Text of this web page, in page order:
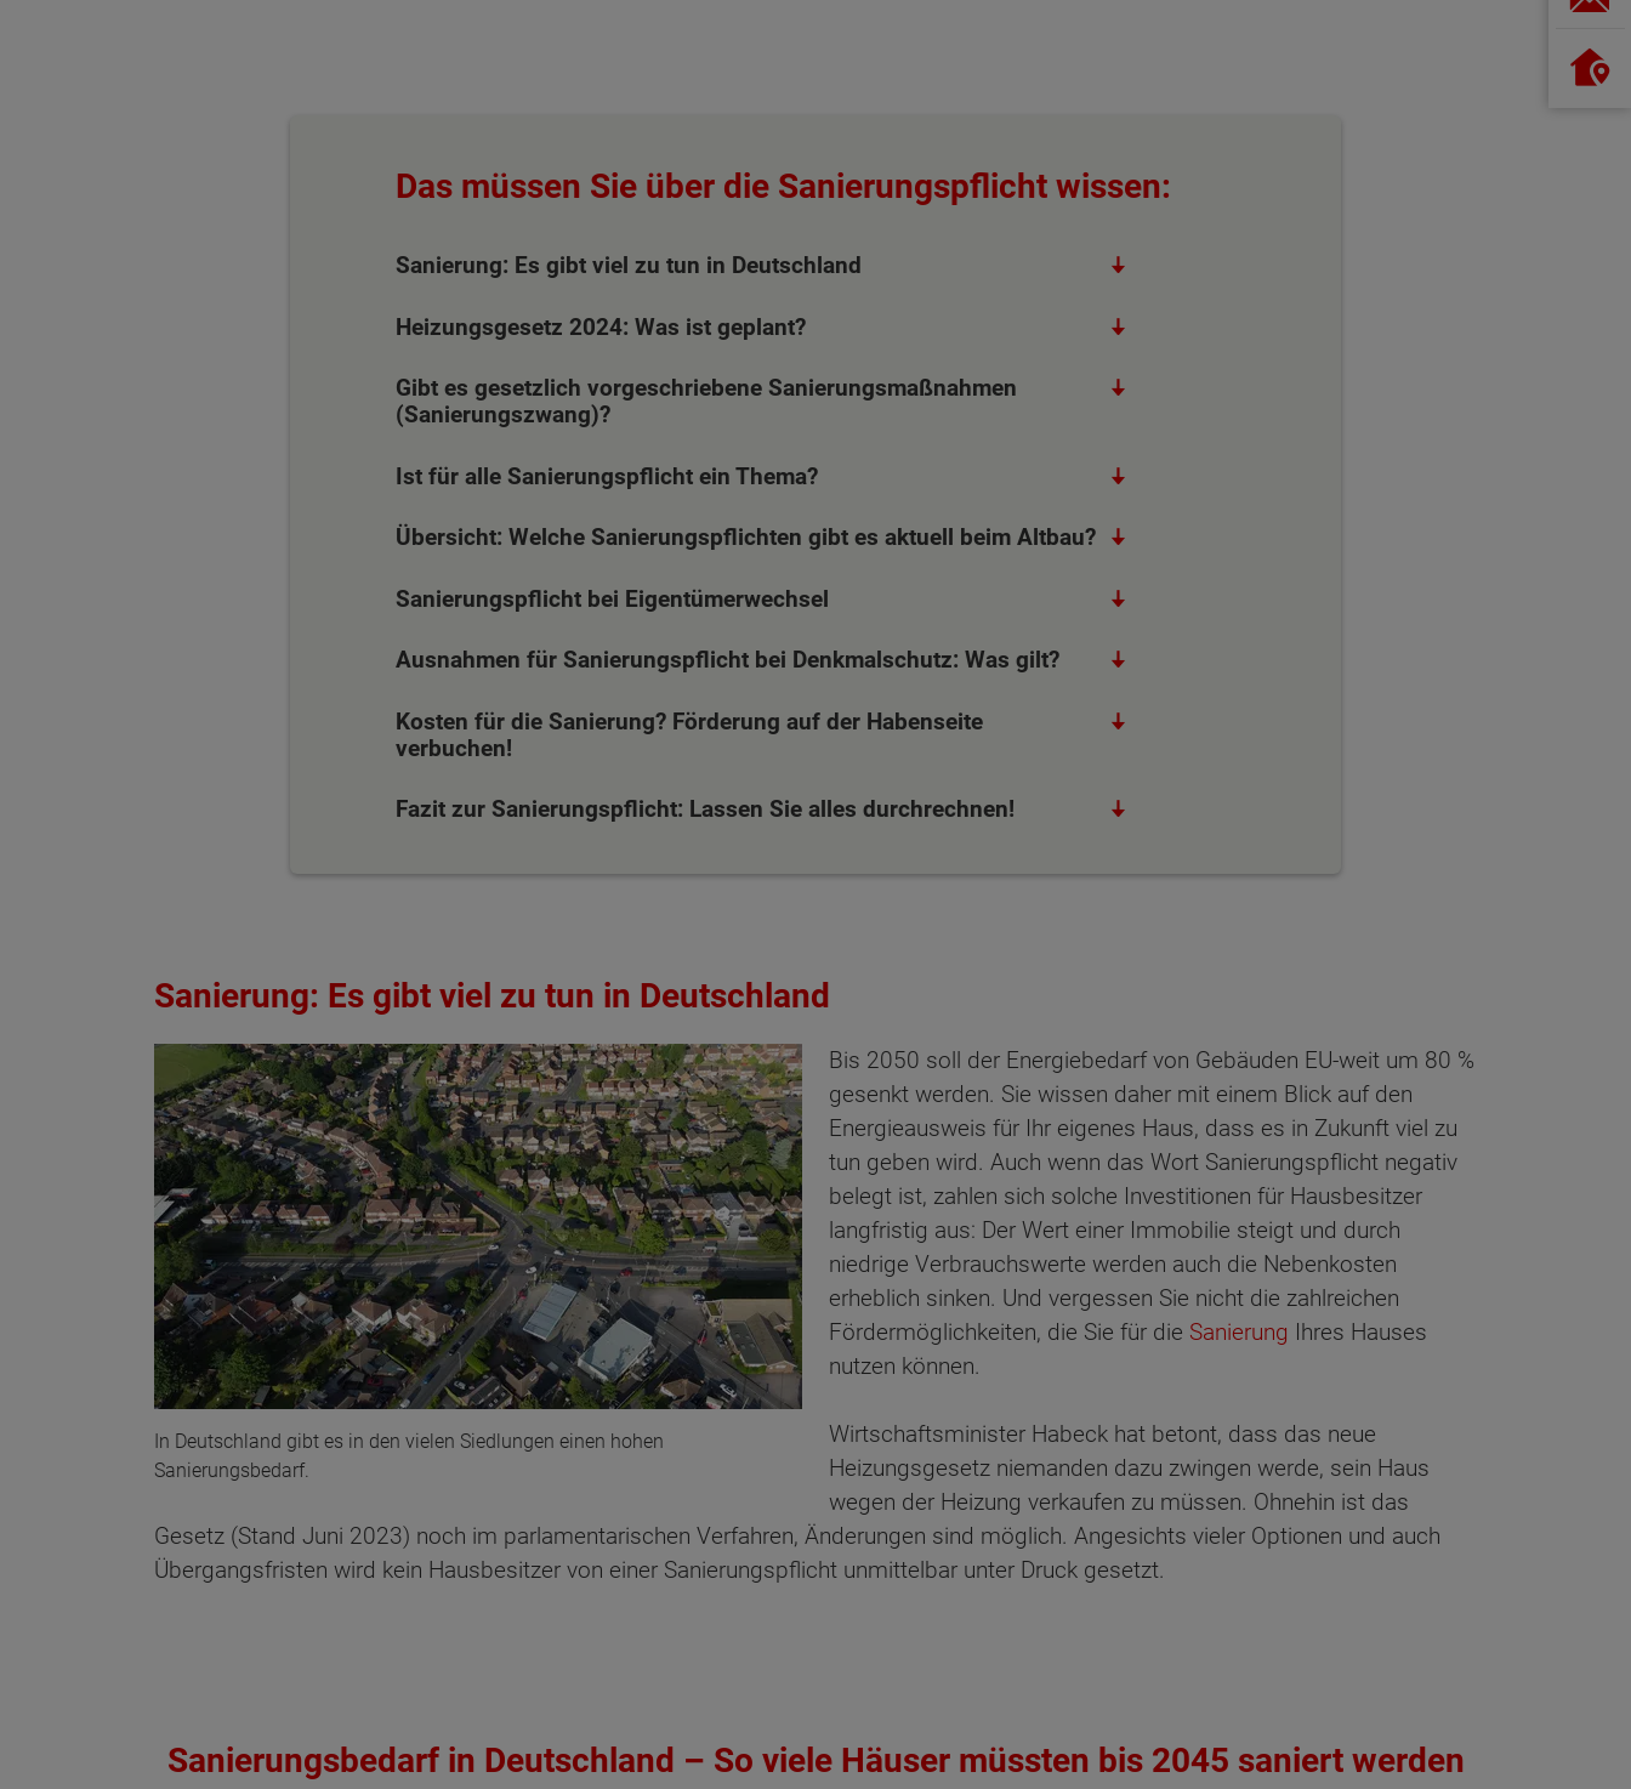
Das müssen Sie über die Sanierungspflicht wissen:
Sanierung: Es gibt viel zu tun in Deutschland
Heizungsgesetz 2024: Was ist geplant?
Gibt es gesetzlich vorgeschriebene Sanierungsmaßnahmen
(Sanierungszwang)?
Ist für alle Sanierungspflicht ein Thema?
Übersicht: Welche Sanierungspflichten gibt es aktuell beim Altbau?
Sanierungspflicht bei Eigentümerwechsel
Ausnahmen für Sanierungspflicht bei Denkmalschutz: Was gilt?
Kosten für die Sanierung? Förderung auf der Habenseite
verbuchen!
Fazit zur Sanierungspflicht: Lassen Sie alles durchrechnen!
Sanierung: Es gibt viel zu tun in Deutschland
In Deutschland gibt es in den vielen Siedlungen einen hohen
Sanierungsbedarf.
Bis 2050 soll der Energiebedarf von Gebäuden EU-weit um 80 %
gesenkt werden. Sie wissen daher mit einem Blick auf den
Energieausweis für Ihr eigenes Haus, dass es in Zukunft viel zu
tun geben wird. Auch wenn das Wort Sanierungspflicht negativ
belegt ist, zahlen sich solche Investitionen für Hausbesitzer
langfristig aus: Der Wert einer Immobilie steigt und durch
niedrige Verbrauchswerte werden auch die Nebenkosten
erheblich sinken. Und vergessen Sie nicht die zahlreichen
Fördermöglichkeiten, die Sie für die Sanierung Ihres Hauses
nutzen können.
Wirtschaftsminister Habeck hat betont, dass das neue
Heizungsgesetz niemanden dazu zwingen werde, sein Haus
wegen der Heizung verkaufen zu müssen. Ohnehin ist das
Gesetz (Stand Juni 2023) noch im parlamentarischen Verfahren, Änderungen sind möglich. Angesichts vieler Optionen und auch
Übergangsfristen wird kein Hausbesitzer von einer Sanierungspflicht unmittelbar unter Druck gesetzt.
Sanierungsbedarf in Deutschland – So viele Häuser müssten bis 2045 saniert werden
Wonach möchten Sie suchen?